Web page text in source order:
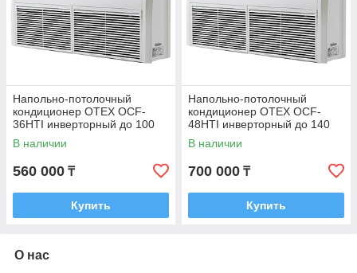
Напольно-потолочный
кондиционер OTEX OCF-
36HTI инверторный до 100
м²
В наличии
560 000 ₸
Купить
Напольно-потолочный
кондиционер OTEX OCF-
48HTI инверторный до 140
м²
В наличии
700 000 ₸
Купить
О нас